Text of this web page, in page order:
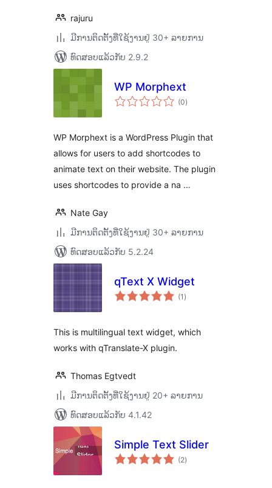
rajuru
ມີການຕິດຕັ້ງທີ່ໃຊ້ງານຢູ່ 30+ ລາຍການ
ທົດສອບແລ້ວກັບ 2.9.2
WP Morphext
(0ຄະແນນ
ທັງໝົດ
)
WP Morphext is a WordPress Plugin that
allows for users to add shortcodes to
animate text on their website. The plugin
uses shortcodes to provide a na …
Nate Gay
ມີການຕິດຕັ້ງທີ່ໃຊ້ງານຢູ່ 30+ ລາຍການ
ທົດສອບແລ້ວກັບ 5.2.24
qText X Widget
(1 ຄະແນນ
ທັງໝົດ
)
This is multilingual text widget, which
works with qTranslate-X plugin.
Thomas Egtvedt
ມີການຕິດຕັ້ງທີ່ໃຊ້ງານຢູ່ 20+ ລາຍການ
ທົດສອບແລ້ວກັບ 4.1.42
Simple Text Slider
(2ຄະແນນ
ທັງໝົດ
)